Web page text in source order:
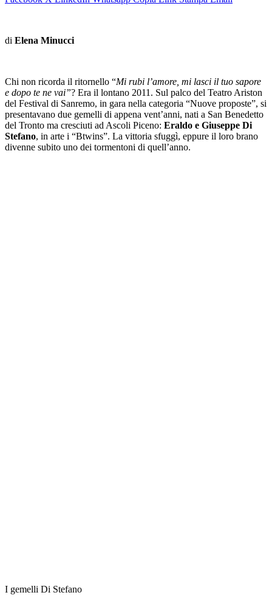
di Elena Minucci
Chi non ricorda il ritornello “Mi rubi l’amore, mi lasci il tuo sapore
e dopo te ne vai”? Era il lontano 2011. Sul palco del Teatro Ariston
del Festival di Sanremo, in gara nella categoria “Nuove proposte”, si
presentavano due gemelli di appena vent’anni, nati a San Benedetto
del Tronto ma cresciuti ad Ascoli Piceno: Eraldo e Giuseppe Di
Stefano, in arte i “Btwins”. La vittoria sfuggì, eppure il loro brano
divenne subito uno dei tormentoni di quell’anno.
I gemelli Di Stefano